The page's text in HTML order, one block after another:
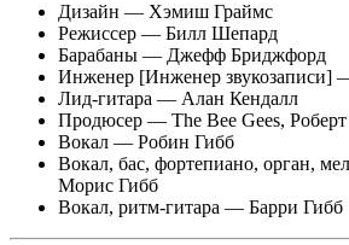
Дизайн — Хэмиш Граймс
Режиссер — Билл Шепард
Барабаны — Джефф Бриджфорд
Инженер [Инженер звукозаписи]
Лид-гитара — Алан Кендалл
Продюсер — The Bee Gees, Роберт
Вокал — Робин Гибб
Вокал, бас, фортепиано, орган,
Морис Гибб
Вокал, ритм-гитара — Барри Гибб